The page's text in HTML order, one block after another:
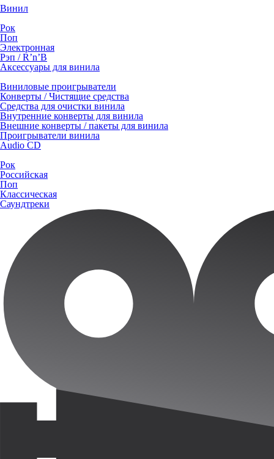
Винил
Рок
Поп
Электронная
Рэп / R’n’B
Аксессуары для винила
Виниловые проигрыватели
Конверты / Чистящие средства
Средства для очистки винила
Внутренние конверты для винила
Внешние конверты / пакеты для винила
Проигрыватели винила
Audio CD
Рок
Российская
Поп
Классическая
Саундтреки